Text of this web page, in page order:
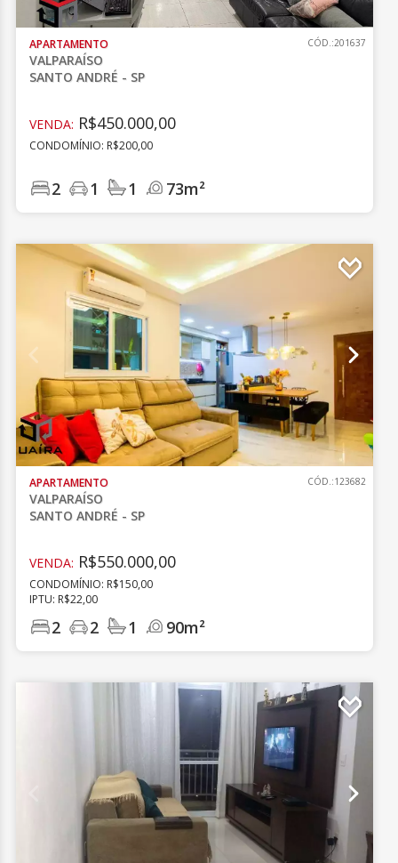
APARTAMENTO
VALPARAÍSO
SANTO ANDRÉ - SP
CÓD.:201637
VENDA: R$450.000,00
CONDOMÍNIO: R$200,00
2 1 1 73m²
APARTAMENTO
VALPARAÍSO
SANTO ANDRÉ - SP
CÓD.:123682
VENDA: R$550.000,00
CONDOMÍNIO: R$150,00
IPTU: R$22,00
2 2 1 90m²